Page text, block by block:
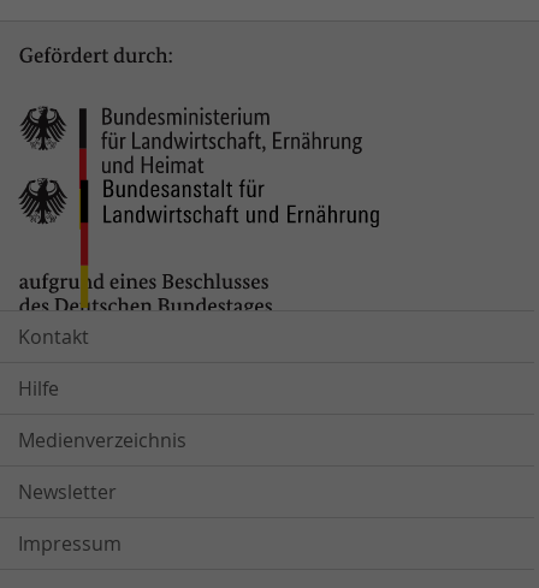
Kontakt
Hilfe
Medienverzeichnis
Newsletter
Impressum